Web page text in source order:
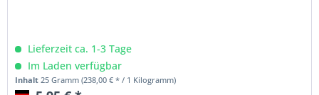
Lieferzeit ca. 1-3 Tage
Im Laden verfügbar
Inhalt25 Gramm(238,00 € * / 1 Kilogramm)